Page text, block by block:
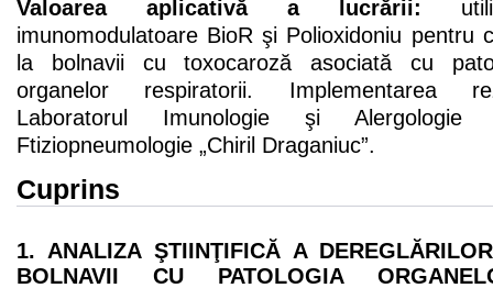
Valoarea aplicativă a lucrării:
imunomodulatoare BioR şi Polioxidoniu pentru
la bolnavii cu toxocaroză asociată cu
organelor respiratorii. Implementarea
Laboratorul Imunologie şi
Ftiziopneumologie „Chiril Draganiuc”.
Cuprins
1. ANALIZA ŞTIINŢIFICĂ A
BOLNAVII CU PATOLOGIA